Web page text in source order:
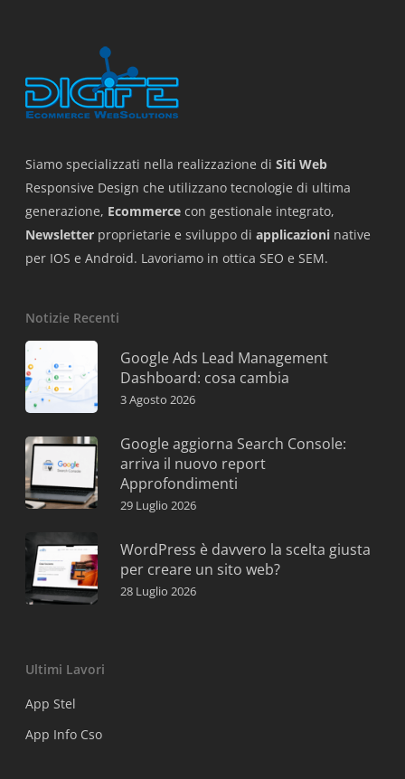
Siamo specializzati nella realizzazione di Siti Web
Responsive Design che utilizzano tecnologie di ultima
generazione, Ecommerce con gestionale integrato,
Newsletter proprietarie e sviluppo di applicazioni native
per IOS e Android. Lavoriamo in ottica SEO e SEM.
Notizie Recenti
Google Ads Lead Management
Dashboard: cosa cambia
3 Agosto 2026
Google aggiorna Search Console:
arriva il nuovo report
Approfondimenti
29 Luglio 2026
WordPress è davvero la scelta giusta
per creare un sito web?
28 Luglio 2026
Ultimi Lavori
App Stel
App Info Cso